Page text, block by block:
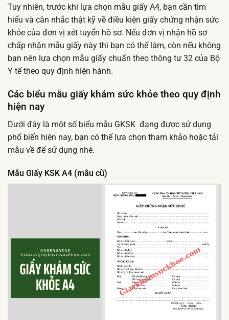
Tuy nhiên, trước khi lựa chọn mẫu giấy A4, bạn cần tìm
hiểu và cân nhắc thật kỹ về điều kiện giấy chứng nhận sức
khỏe của đơn vị xét tuyển hồ sơ. Nếu đơn vị nhận hồ sơ
chấp nhận mẫu giấy này thì bạn có thể làm, còn nếu không
bạn nên lựa chọn mẫu giấy chuẩn theo thông tư 32 của Bộ
Y tế theo quy định hiện hành.
Các biểu mẫu giấy khám sức khỏe theo quy định
hiện nay
Dưới đây là một số biểu mẫu GKSK đang được sử dụng
phổ biến hiện nay, bạn có thể lựa chọn tham khảo hoặc tải
mẫu về để sử dụng nhé.
Mẫu Giấy KSK A4 (mẫu cũ)